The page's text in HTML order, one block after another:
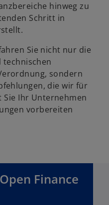
hinweg zu
Schritt in
Sie nicht nur die
sondern
die wir für
Sie Ihr Unternehmen
vorbereiten
Finance